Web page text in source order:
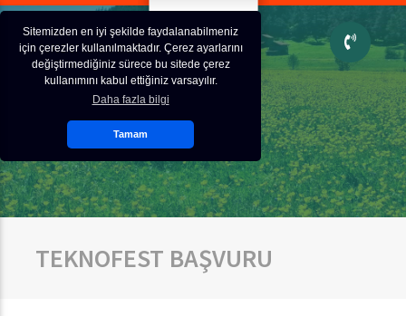
Sitemizden en iyi şekilde faydalanabilmeniz
için çerezler kullanılmaktadır. Çerez ayarlarını
değiştirmediğiniz sürece bu sitede çerez
kullanımını kabul ettiğiniz varsayılır.
Daha fazla bilgi
Tamam
TEKNOFEST BAŞVURU